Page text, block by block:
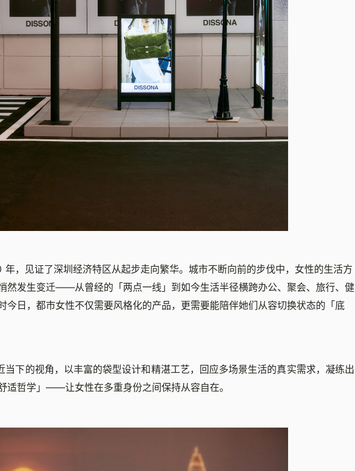
，见证了深圳经济特区从起步走向繁华。城市不断向前的步伐中，女性的生活方
然发生变迁——从曾经的「两点一线」到如今生活半径横跨办公、聚会、旅行、健
今日，都市女性不仅需要风格化的产品，更需要能陪伴她们从容切换状态的「底
当下的视角，以丰富的袋型设计和精湛工艺，回应多场景生活的真实需求，凝练出
适哲学」——让女性在多重身份之间保持从容自在。